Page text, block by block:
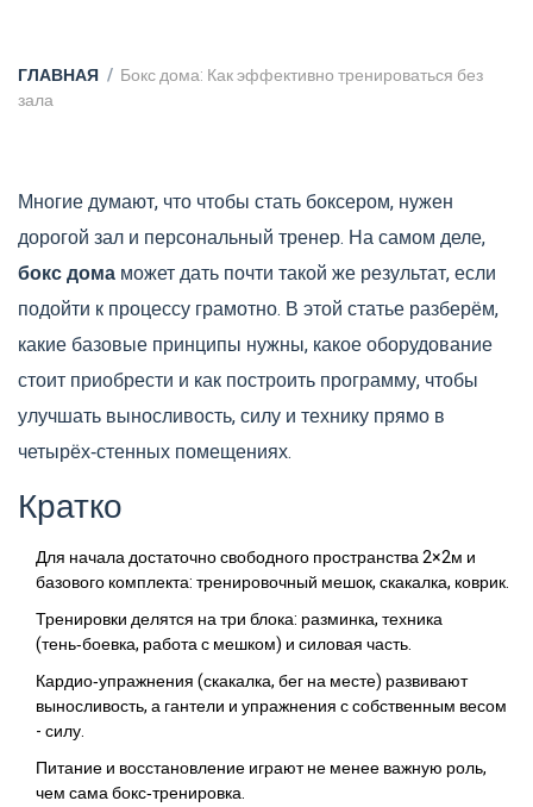
ГЛАВНАЯ
Бокс дома: Как эффективно тренироваться без
зала
Многие думают, что чтобы стать боксером, нужен
дорогой зал и персональный тренер. На самом деле,
бокс дома может дать почти такой же результат, если
подойти к процессу грамотно. В этой статье разберём,
какие базовые принципы нужны, какое оборудование
стоит приобрести и как построить программу, чтобы
улучшать выносливость, силу и технику прямо в
четырёх‑стенных помещениях.
Кратко
Для начала достаточно свободного пространства 2×2м и
базового комплекта: тренировочный мешок, скакалка, коврик.
Тренировки делятся на три блока: разминка, техника
(тень‑боевка, работа с мешком) и силовая часть.
Кардио‑упражнения (скакалка, бег на месте) развивают
выносливость, а гантели и упражнения с собственным весом
- силу.
Питание и восстановление играют не менее важную роль,
чем сама бокс‑тренировка.